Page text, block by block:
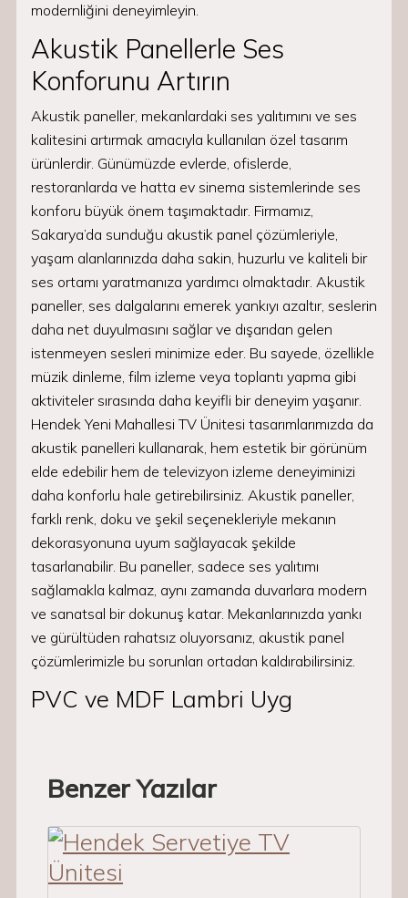
modernliğini deneyimleyin.
Akustik Panellerle Ses
Konforunu Artırın
Akustik paneller, mekanlardaki ses yalıtımını ve ses
kalitesini artırmak amacıyla kullanılan özel tasarım
ürünlerdir. Günümüzde evlerde, ofislerde,
restoranlarda ve hatta ev sinema sistemlerinde ses
konforu büyük önem taşımaktadır. Firmamız,
Sakarya’da sunduğu akustik panel çözümleriyle,
yaşam alanlarınızda daha sakin, huzurlu ve kaliteli bir
ses ortamı yaratmanıza yardımcı olmaktadır. Akustik
paneller, ses dalgalarını emerek yankıyı azaltır, seslerin
daha net duyulmasını sağlar ve dışarıdan gelen
istenmeyen sesleri minimize eder. Bu sayede, özellikle
müzik dinleme, film izleme veya toplantı yapma gibi
aktiviteler sırasında daha keyifli bir deneyim yaşanır.
Hendek Yeni Mahallesi TV Ünitesi tasarımlarımızda da
akustik panelleri kullanarak, hem estetik bir görünüm
elde edebilir hem de televizyon izleme deneyiminizi
daha konforlu hale getirebilirsiniz. Akustik paneller,
farklı renk, doku ve şekil seçenekleriyle mekanın
dekorasyonuna uyum sağlayacak şekilde
tasarlanabilir. Bu paneller, sadece ses yalıtımı
sağlamakla kalmaz, aynı zamanda duvarlara modern
ve sanatsal bir dokunuş katar. Mekanlarınızda yankı
ve gürültüden rahatsız oluyorsanız, akustik panel
çözümlerimizle bu sorunları ortadan kaldırabilirsiniz.
PVC ve MDF Lambri Uyg
Benzer Yazılar